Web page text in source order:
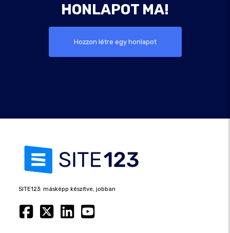
HONLAPOT MA!
Hozzon létre egy honlapot
SITE123: másképp készítve, jobban